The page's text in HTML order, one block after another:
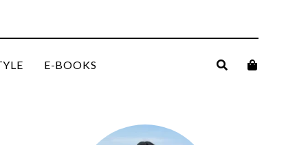
E-BOOKS